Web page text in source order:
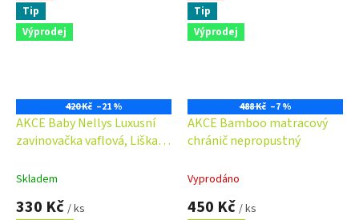
Tip
Výprodej
420 Kč –21 %
AKCE Baby Nellys Luxusní
zavinovačka vaflová, Liška a
Skladem
330 Kč / ks
Tip
Výprodej
488 Kč –7 %
AKCE Bamboo matracový
chránič nepropustný
Vyprodáno
450 Kč / ks